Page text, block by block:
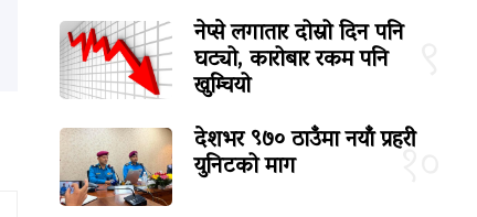
नेप्से लगातार दोस्रो दिन पनि
घट्यो, कारोबार रकम पनि
खुम्चियो
१०
देशभर ९७० ठाउँमा नयाँ प्रहरी
युनिटको माग